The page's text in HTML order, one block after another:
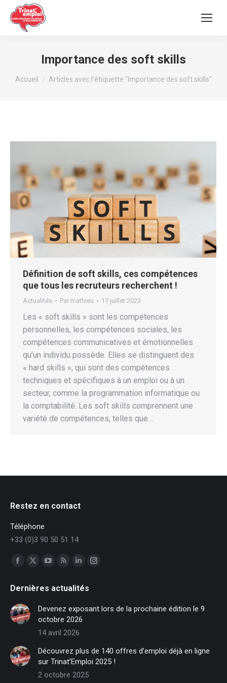
Importance des soft skills
Vous êtes ici :
Accueil Articles avec l’étiquette "Importance des soft skills"
Définition de soft skills, ces compétences
que tous les recruteurs recherchent !
Actualités Par mathieu 17 juillet 2023
Les « soft skills » sont les compétences
personnelles, les compétences sociales, les
compétences communicatives et émotionnelles
qu’un individu possède. Elles se distinguent des
« hard skills », qui sont des compétences
techniques et spécifiques à un emploi ou à un
secteur, comme la programmation informatique ou
la comptabilité. Les soft skills comprennent une
variété de compétences, telles que…
Restez en contact
Téléphone
+33 (0)3 90 50 51 14
Trouvez nous sur :
Facebook
opens
in
new
window
X
opens
new
window
opens
in
new
window
opens
in
new
window
LinkedIn
opens
in
new
window
Instagram
in
Dernières actualités
Devenez exposant lors de la prochaine édition le 9
octobre 2026
14 avril 2026
Découvrez plus de 140 offres d’emploi déjà en ligne
sur Trinat’Emploi 2025 !
2 octobre 2025